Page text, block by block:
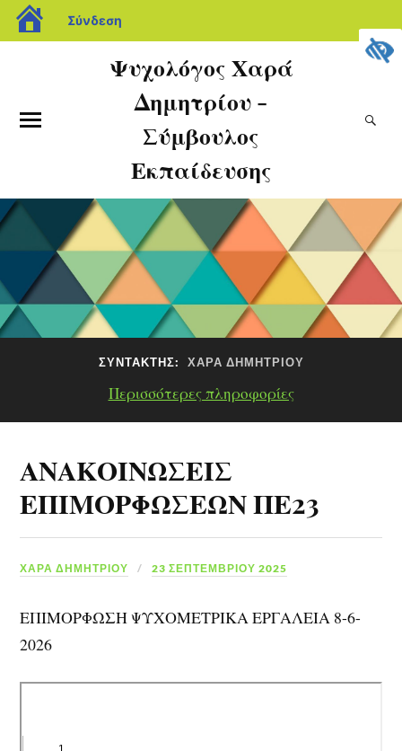
Σύνδεση
Ψυχολόγος Χαρά
Δημητρίου -
Σύμβουλος
Εκπαίδευσης
ΣΥΝΤΆΚΤΗΣ: ΧΑΡΆ ΔΗΜΗΤΡΊΟΥ
Περισσότερες πληροφορίες
ΑΝΑΚΟΙΝΩΣΕΙΣ
ΕΠΙΜΟΡΦΩΣΕΩΝ ΠΕ23
ΧΑΡΆ ΔΗΜΗΤΡΊΟΥ 23 ΣΕΠΤΕΜΒΡΊΟΥ 2025
ΕΠΙΜΟΡΦΩΣΗ ΨΥΧΟΜΕΤΡΙΚΑ ΕΡΓΑΛΕΙΑ 8-6-
2026